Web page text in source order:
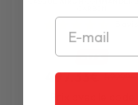
-17%
497.33€ 599.99€